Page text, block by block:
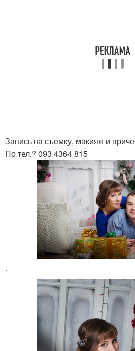
Запись на съемку, макияж и
По тел.? 093 4364 815
.